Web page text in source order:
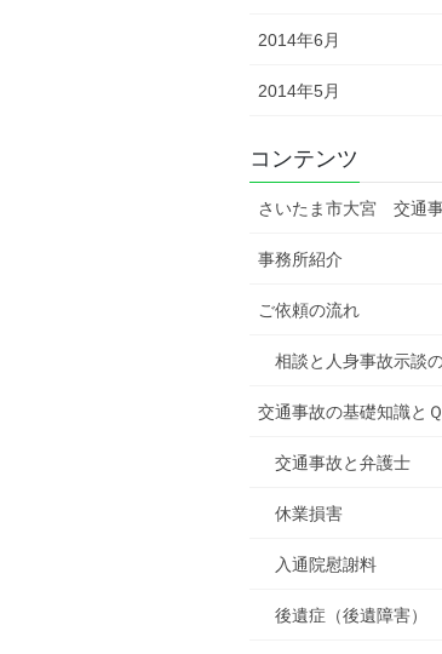
2014年6月
2014年5月
コンテンツ
さいたま市大宮 交通
事務所紹介
ご依頼の流れ
相談と人身事故示談
交通事故の基礎知識と
交通事故と弁護士
休業損害
入通院慰謝料
後遺症（後遺障害）